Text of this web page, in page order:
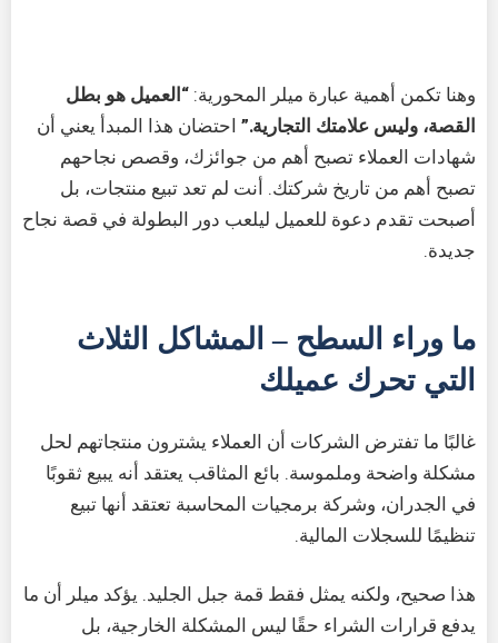
وهنا تكمن أهمية عبارة ميلر المحورية: “العميل هو بطل
القصة، وليس علامتك التجارية.” احتضان هذا المبدأ يعني أن
شهادات العملاء تصبح أهم من جوائزك، وقصص نجاحهم
تصبح أهم من تاريخ شركتك. أنت لم تعد تبيع منتجات، بل
أصبحت تقدم دعوة للعميل ليلعب دور البطولة في قصة نجاح
جديدة.
ما وراء السطح – المشاكل الثلاث
التي تحرك عميلك
غالبًا ما تفترض الشركات أن العملاء يشترون منتجاتهم لحل
مشكلة واضحة وملموسة. بائع المثاقب يعتقد أنه يبيع ثقوبًا
في الجدران، وشركة برمجيات المحاسبة تعتقد أنها تبيع
تنظيمًا للسجلات المالية.
هذا صحيح، ولكنه يمثل فقط قمة جبل الجليد. يؤكد ميلر أن ما
يدفع قرارات الشراء حقًا ليس المشكلة الخارجية، بل